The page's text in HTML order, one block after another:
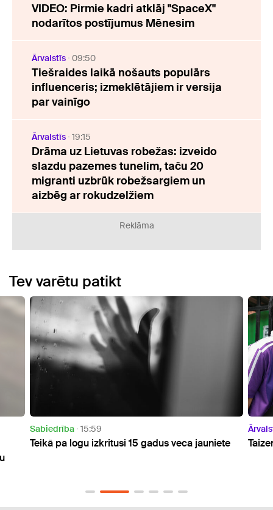
VIDEO: Pirmie kadri atklāj "SpaceX"
nodarītos postījumus Mēnesim
Ārvalstīs 09:50
Tiešraides laikā nošauts populārs
influenceris; izmeklētājiem ir versija
par vainīgo
Ārvalstīs 19:15
Drāma uz Lietuvas robežas: izveido
slazdu pazemes tunelim, taču 20
migranti uzbrūk robežsargiem un
aizbēg ar rokudzelžiem
Reklāma
Tev varētu patikt
15:59
pa logu izkritusi 15 gadus veca jauniete Taizemē